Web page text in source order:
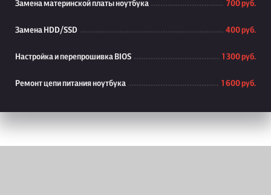
Замена материнской платы ноутбука 700 руб.
Замена HDD/SSD 400 руб.
Настройка и перепрошивка BIOS 1 300 руб.
Ремонт цепи питания ноутбука 1 600 руб.